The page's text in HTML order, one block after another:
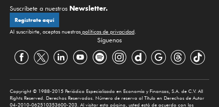
Suscríbete a nuestros Newsletter.
Regístrate aquí
Al suscribirte, aceptas nuestras políticas de privacidad.
Síguenos
Copyright © 1988-2015 Periódico Especializado en Economía y Finanzas, S.A. de C.V. All
Rights Reserved. Derechos Reservados. Número de reserva al Título en Derechos de Autor
04-2010-062510353600-203. Al visitar esta página, usted está de acuerdo con los